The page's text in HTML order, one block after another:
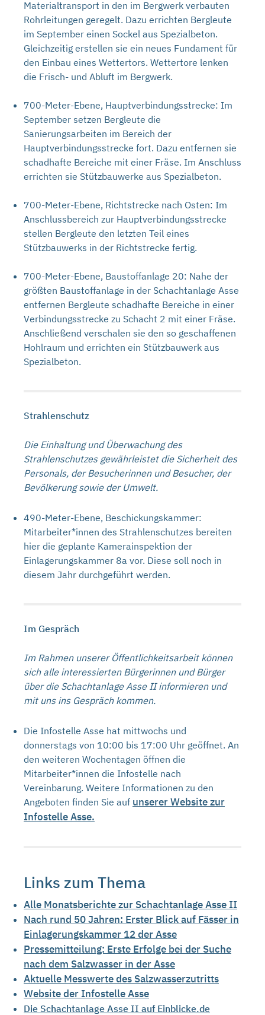
Materialtransport in den im Bergwerk verbauten
Rohrleitungen geregelt. Dazu errichten Bergleute
im September einen Sockel aus Spezialbeton.
Gleichzeitig erstellen sie ein neues Fundament für
den Einbau eines Wettertors. Wettertore lenken
die Frisch- und Abluft im Bergwerk.
700-Meter-Ebene, Hauptverbindungsstrecke: Im
September setzen Bergleute die
Sanierungsarbeiten im Bereich der
Hauptverbindungsstrecke fort. Dazu entfernen sie
schadhafte Bereiche mit einer Fräse. Im Anschluss
errichten sie Stützbauwerke aus Spezialbeton.
700-Meter-Ebene, Richtstrecke nach Osten: Im
Anschlussbereich zur Hauptverbindungsstrecke
stellen Bergleute den letzten Teil eines
Stützbauwerks in der Richtstrecke fertig.
700-Meter-Ebene, Baustoffanlage 20: Nahe der
größten Baustoffanlage in der Schachtanlage Asse
entfernen Bergleute schadhafte Bereiche in einer
Verbindungsstrecke zu Schacht 2 mit einer Fräse.
Anschließend verschalen sie den so geschaffenen
Hohlraum und errichten ein Stützbauwerk aus
Spezialbeton.
Strahlenschutz
Die Einhaltung und Überwachung des
Strahlenschutzes gewährleistet die Sicherheit des
Personals, der Besucherinnen und Besucher, der
Bevölkerung sowie der Umwelt.
490-Meter-Ebene, Beschickungskammer:
Mitarbeiter*innen des Strahlenschutzes bereiten
hier die geplante Kamerainspektion der
Einlagerungskammer 8a vor. Diese soll noch in
diesem Jahr durchgeführt werden.
Im Gespräch
Im Rahmen unserer Öffentlichkeitsarbeit können
sich alle interessierten Bürgerinnen und Bürger
über die Schachtanlage Asse II informieren und
mit uns ins Gespräch kommen.
Die Infostelle Asse hat mittwochs und
donnerstags von 10:00 bis 17:00 Uhr geöffnet. An
den weiteren Wochentagen öffnen die
Mitarbeiter*innen die Infostelle nach
Vereinbarung. Weitere Informationen zu den
Angeboten finden Sie auf unserer Website zur
Infostelle Asse.
Links zum Thema
Alle Monatsberichte zur Schachtanlage Asse II
Nach rund 50 Jahren: Erster Blick auf Fässer in
Einlagerungskammer 12 der Asse
Pressemitteilung: Erste Erfolge bei der Suche
nach dem Salzwasser in der Asse
Aktuelle Messwerte des Salzwasserzutritts
Website der Infostelle Asse
Die Schachtanlage Asse II auf Einblicke.de